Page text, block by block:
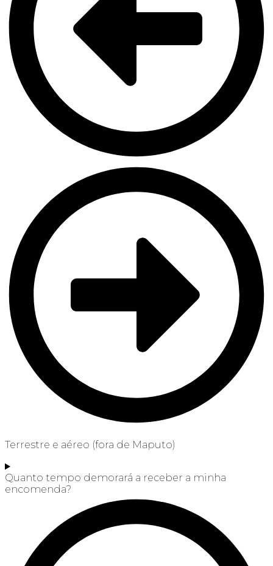
Terrestre e aéreo (fora de Maputo)
Quanto tempo demorará a receber a minha
encomenda?